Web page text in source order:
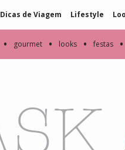
Dicas de Viagem Lifestyle
• gourmet • looks • festas •